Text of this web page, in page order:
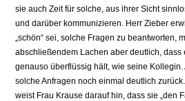
sie auch Zeit für solche, aus ihrer Sicht
und darüber kommunizieren. Herr Zieber
„schön“ sei, solche Fragen zu beantworten,
abschließendem Lachen aber deutlich, dass
genauso überflüssig hält, wie seine
solche Anfragen noch einmal deutlich
weist Frau Krause darauf hin, dass sie „den